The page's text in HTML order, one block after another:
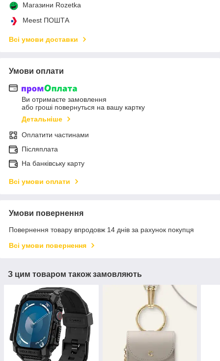
Магазини Rozetka
Meest ПОШТА
Всі умови доставки
Умови оплати
Ви отримаєте замовлення
або гроші повернуться на вашу картку
Детальніше
Оплатити частинами
Післяплата
На банківську карту
Всі умови оплати
Умови повернення
Повернення товару впродовж 14 днів за рахунок покупця
Всі умови повернення
З цим товаром також замовляють